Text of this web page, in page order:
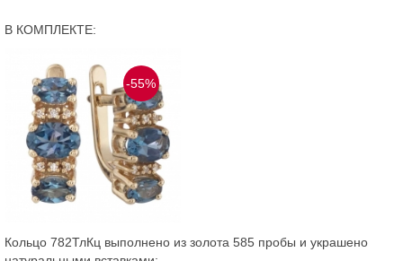
В КОМПЛЕКТЕ:
-55%
Кольцо 782ТлКц выполнено из золота 585 пробы и украшено